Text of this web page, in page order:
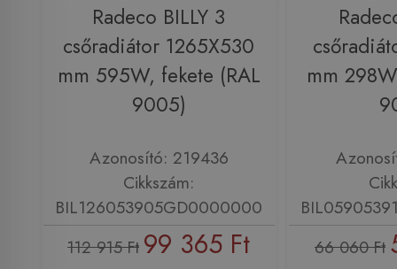
Radeco BILLY 3
csőradiátor 1265X530
mm 595W, fekete (RAL
9005)
Azonosító: 219436
Cikkszám:
BIL126053905GD0000000
112 915 Ft 99 365 Ft
mm
66 060 Ft